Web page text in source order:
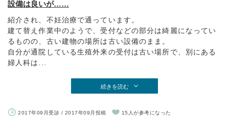
設備は良いが……
紹介され、不妊治療で通っています。
建て替え作業中のようで、受付などの部分は綺麗になってい
るものの、古い建物の場所は古い設備のまま。
自分が通院している生殖外来の受付は古い場所で、別にある
婦人科は...
続きを読む
2017年09月受診 / 2017年09月投稿 15人が参考になった